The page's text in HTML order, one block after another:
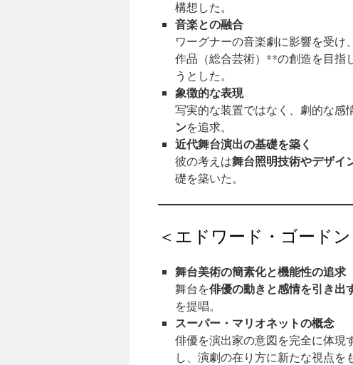
構想した。
音楽との融合
ワーグナーの音楽劇に影響を受
作品（総合芸術）**の創造を目指
うとした。
象徴的な表現
写実的な装置ではなく、劇的な感
ンを追求。
近代舞台演出の基礎を築く
彼の考えは舞台照明技術やデザイ
礎を築いた。
＜エドワード・ゴード
舞台美術の簡素化と機能性の追求
舞台を俳優の動きと感情を引き出
を提唱。
スーパー・マリオネットの概念
俳優を演出家の意図を完全に体現
し、演劇の在り方に新たな視点を